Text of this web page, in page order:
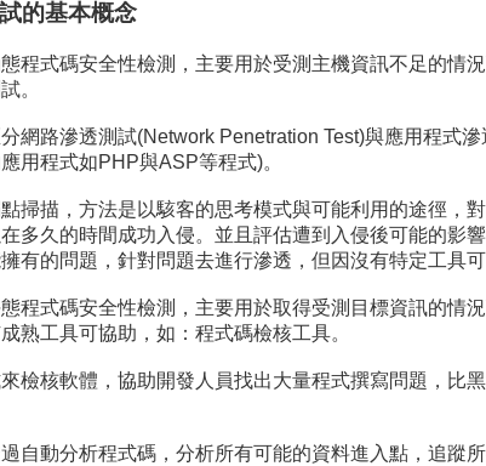
的基本概念
程式碼安全性檢測，主要用於受測主機資訊不足的情
。
網路滲透測試(Network Penetration Test)與應用程式
用程式如PHP與ASP等程式)。
掃描，方法是以駭客的思考模式與可能利用的途徑
多久的時間成功入侵。並且評估遭到入侵後可能的
有的問題，針對問題去進行滲透，但因沒有特定工具
程式碼安全性檢測，主要用於取得受測目標資訊的
熟工具可協助，如：程式碼檢核工具。
檢核軟體，協助開發人員找出大量程式撰寫問題，
自動分析程式碼，分析所有可能的資料進入點，追